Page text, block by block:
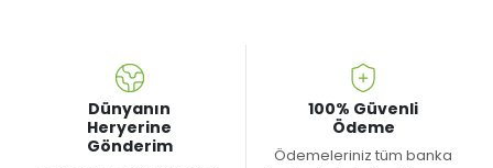
Dünyanın
Heryerine
Gönderim
100% Güvenli
Ödeme
Ödemeleriniz tüm banka